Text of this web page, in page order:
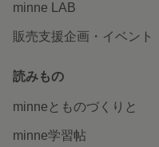
minne LAB
販売支援企画・イベント
読みもの
minneとものづくりと
minne学習帖